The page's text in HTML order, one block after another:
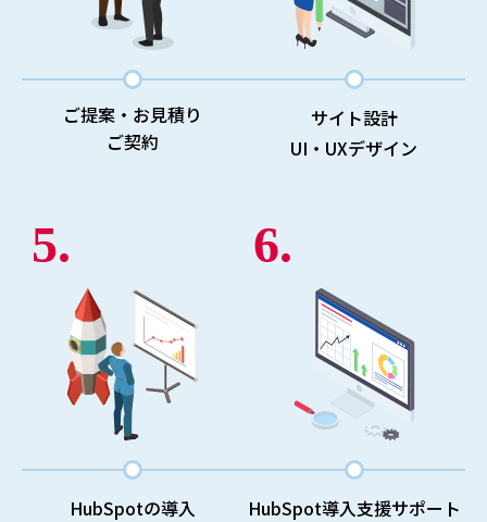
ご提案・お見積り
ご契約
サイト設計
UI・UXデザイン
5.
HubSpotの導入
6.
HubSpot導入支援サポート